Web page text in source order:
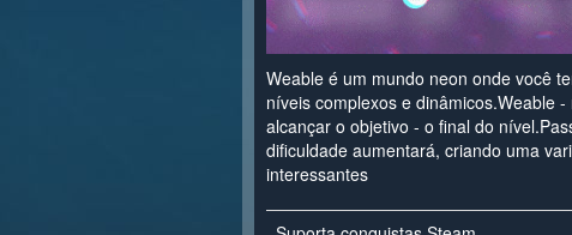
Weable é um mundo neon onde você
níveis complexos e dinâmicos.Weable
alcançar o objetivo - o final do
dificuldade aumentará, criando uma
interessantes